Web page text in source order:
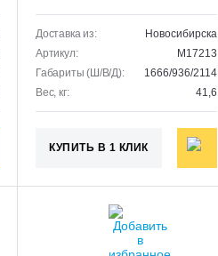
Доставка из:
Новосибирска
Артикул:
M17213
Габариты (Ш/В/Д):
1666/936/2114
Вес, кг:
41,6
КУПИТЬ В 1 КЛИК